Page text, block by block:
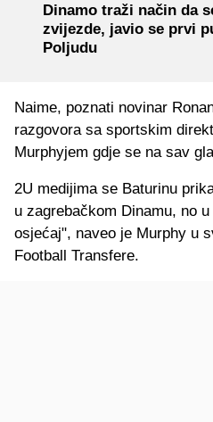
Dinamo traži način da
zvijezde, javio se prvi
Poljudu
Naime, poznati novinar
razgovora sa sportskim
Murphyjem gdje se na sav
2U medijima se Baturinu
u zagrebačkom Dinamu, no
osjećaj", naveo je Murphy u
Football Transfere.